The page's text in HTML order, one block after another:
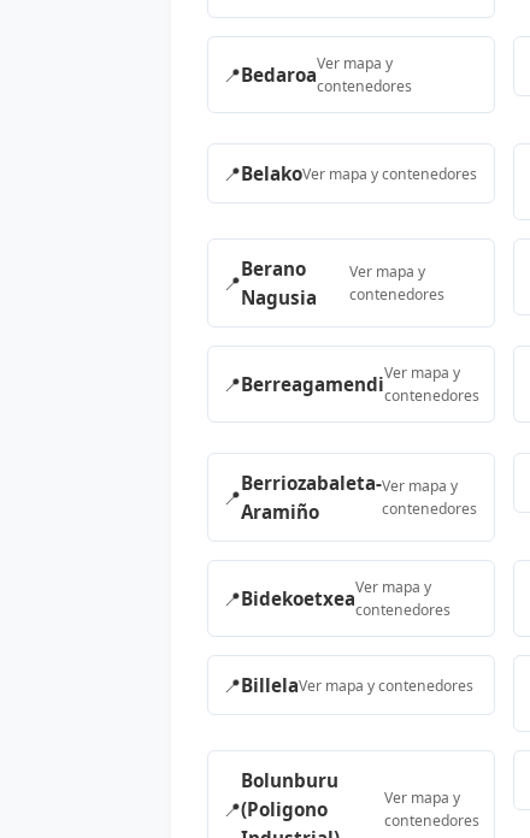
📍BedaroaVer mapa y
contenedores
📍BelakoVer mapa y contenedores
📍
Berano
Nagusia
Ver mapa y
contenedores
📍BerreagamendiVer mapa y
contenedores
📍
Berriozabaleta-
Aramiño
Ver mapa y
contenedores
📍BidekoetxeaVer mapa y
contenedores
📍BillelaVer mapa y contenedores
📍
Bolunburu
(Poligono
Ver mapa y
contenedores